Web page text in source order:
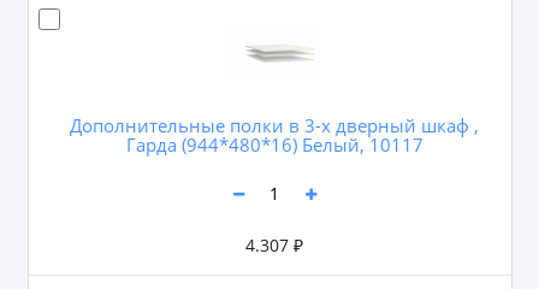
Дополнительные полки в 3-х дверный шкаф ,
Гарда (944*480*16) Белый, 10117
4.307 ₽